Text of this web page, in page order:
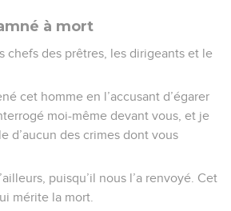
à mort
chefs des prêtres, les dirigeants et le
cet homme en l’accusant d’égarer
moi-même devant vous, et je
d’aucun des crimes dont vous
puisqu’il nous l’a renvoyé. Cet
mérite la mort.